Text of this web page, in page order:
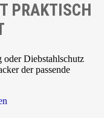
PRAKTISCH
Diebstahlschutz
der passende